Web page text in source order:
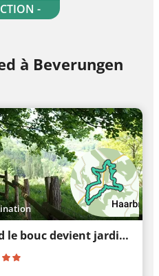
-
à Beverungen
Nature exquise : Quand le bouc devient jardinier